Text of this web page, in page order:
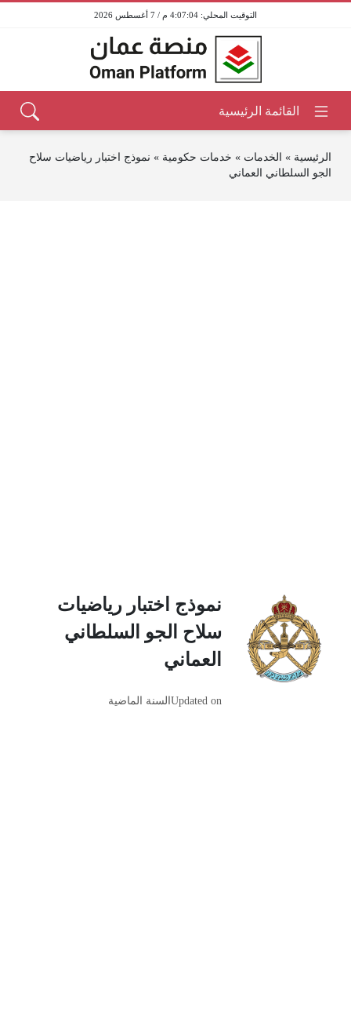
4:07:04 م / 7 أغسطس 2026
الرئيسية » الخدمات » خدمات حكومية » نموذج اختبار رياضيات سلاح
الجو السلطاني العماني
نموذج اختبار رياضيات
سلاح الجو السلطاني
العماني
Updated on السنة الماضية